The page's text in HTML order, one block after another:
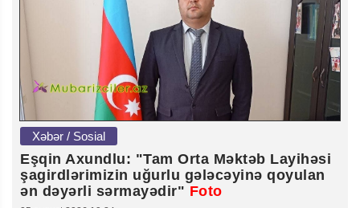
Xəbər / Sosial
Eşqin Axundlu: "Tam Orta Məktəb Layihəsi
şagirdlərimizin uğurlu gələcəyinə qoyulan
ən dəyərli sərmayədir" Foto